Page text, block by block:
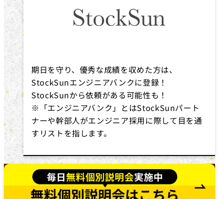
期日を守り、優秀な成績を収めた方は、
StockSunエンジニアバンクに登録！
StockSunから依頼がある可能性も！
※「エンジニアバンク」とはStockSunパート
ナーや幹部人がエンジニア採用に際して目を通
すリストを指します。